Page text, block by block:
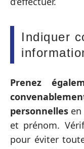
Indiquer
Prenez
personnelles
et prénom.
pour éviter